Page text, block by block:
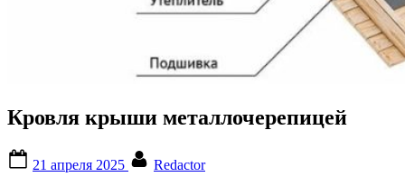
Кровля крыши металлочерепицей
on
21 апреля 2025
Redactor